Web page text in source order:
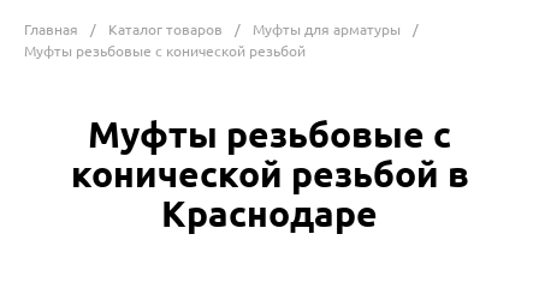
Главная / Каталог товаров / Муфты для арматуры
/
Муфты резьбовые с конической резьбой
Муфты резьбовые с
конической резьбой в
Краснодаре